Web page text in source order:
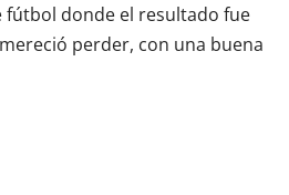
donde el resultado fue
perder, con una buena